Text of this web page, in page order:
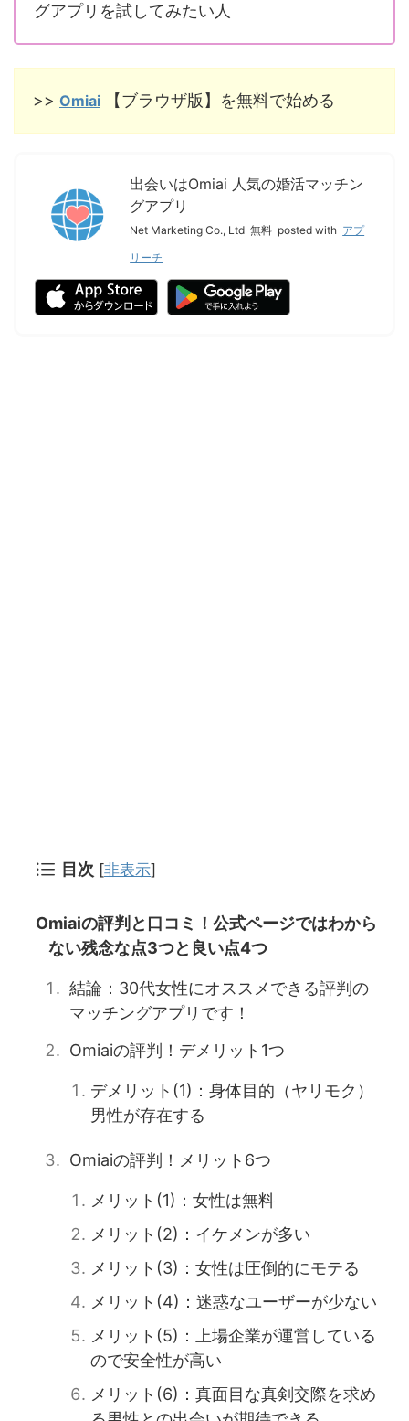
グアプリを試してみたい人
>> Omiai 【ブラウザ版】を無料で始める
出会いはOmiai 人気の婚活マッチン
グアプリ
Net Marketing Co., Ltd 無料 posted with アプ
リーチ
目次 [非表示]
Omiaiの評判と口コミ！公式ページではわから
ない残念な点3つと良い点4つ
結論：30代女性にオススメできる評判の
マッチングアプリです！
Omiaiの評判！デメリット1つ
デメリット(1)：身体目的（ヤリモク）
男性が存在する
Omiaiの評判！メリット6つ
メリット(1)：女性は無料
メリット(2)：イケメンが多い
メリット(3)：女性は圧倒的にモテる
メリット(4)：迷惑なユーザーが少ない
メリット(5)：上場企業が運営している
ので安全性が高い
メリット(6)：真面目な真剣交際を求め